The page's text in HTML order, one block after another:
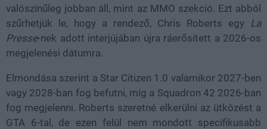
valószínűleg jobban áll, mint az MMO szekció. Ezt abból
szűrhetjük le, hogy a rendező, Chris Roberts egy La
Presse-nek adott interjújában újra ráerősített a 2026-os
megjelenési dátumra.
Elmondása szerint a Star Citizen 1.0 valamikor 2027-ben
vagy 2028-ban fog befutni, míg a Squadron 42 2026-ban
fog megjelenni. Roberts szeretné elkerülni az ütközést a
GTA 6-tal, de ezen felül nem mondott specifikusabb